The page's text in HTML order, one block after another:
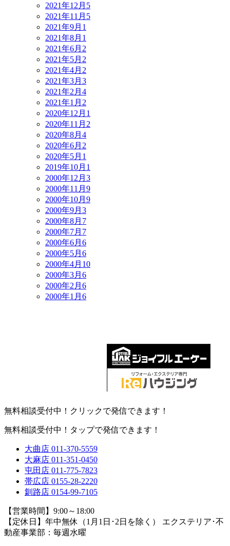
2021年12月 5
2021年11月 5
2021年9月 1
2021年8月 1
2021年6月 2
2021年5月 2
2021年4月 2
2021年3月 3
2021年2月 4
2021年1月 2
2020年12月 1
2020年11月 2
2020年8月 4
2020年6月 2
2020年5月 1
2019年10月 1
2000年12月 3
2000年11月 9
2000年10月 9
2000年9月 3
2000年8月 7
2000年7月 7
2000年6月 6
2000年5月 6
2000年4月 10
2000年3月 6
2000年2月 6
2000年1月 6
無料相談受付中！クリックで発信できます！
無料相談受付中！タップで発信できます！
大曲店 011-370-5559
大麻店 011-351-0450
屯田店 011-775-7823
帯広店 0155-28-2220
釧路店 0154-99-7105
【営業時間】9:00～18:00
【定休日】年中無休（1月1日･2日を除く） エクステリア･不
動産事業部：毎週水曜